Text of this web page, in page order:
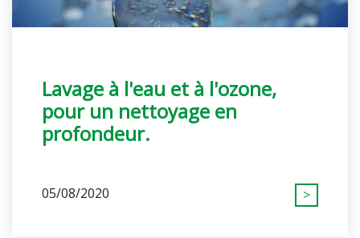
Lavage à l'eau et à l'ozone,
pour un nettoyage en
profondeur.
05/08/2020 >